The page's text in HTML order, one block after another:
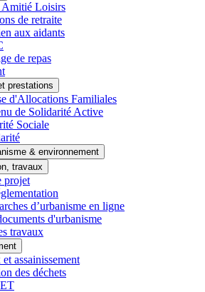
Loisirs
de retraite
aux aidants
de repas
prestations
d'Allocations Familiales
de Solidarité Active
Sociale
& environnement
travaux
projet
d’urbanisme en ligne
d'urbanisme
travaux
assainissement
des déchets